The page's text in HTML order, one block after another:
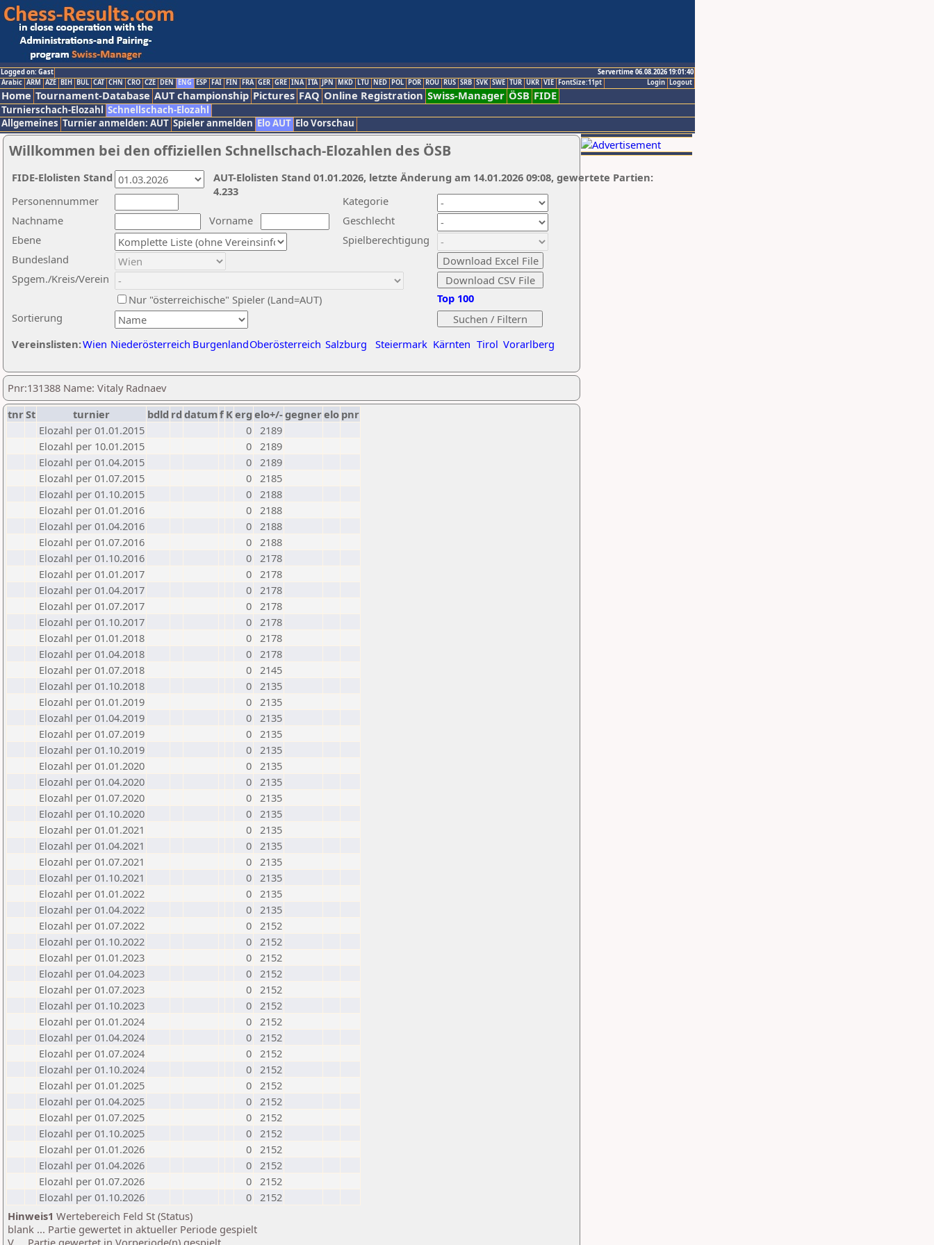
Logged on: Gast
Servertime 06.08.2026 19:01:40
Logout
Login
Arabic ARM AZE BIH BUL CAT CHN CRO CZE DEN ENG ESP FAI FIN FRA GER GRE INA ITA JPN MKD LTU NED POL POR ROU RUS SRB SVK SWE TUR UKR VIE FontSize:11pt
Home Tournament-Database AUT championship Pictures FAQ Online Registration Swiss-Manager ÖSB FIDE
Turnierschach-Elozahl Schnellschach-Elozahl
Allgemeines Turnier anmelden: AUT Spieler anmelden Elo AUT Elo Vorschau
Willkommen bei den offiziellen Schnellschach-Elozahlen des ÖSB
Nachname
Vorname
Ebene
Kategorie
Sortierung
Personennummer
Bundesland
Spgem./Kreis/Verein
Geschlecht
Nur "österreichische" Spieler (Land=AUT)
Spielberechtigung
Vereinslisten:Wien Niederösterreich BurgenlandOberösterreich Salzburg Steiermark Kärnten Tirol Vorarlberg
Top 100
AUT-Elolisten Stand 01.01.2026, letzte Änderung am 14.01.2026 09:08, gewertete Partien:
4.233
FIDE-Elolisten Stand
Pnr:131388 Name: Vitaly Radnaev
tnrSt turnier bdld rd datumf Kerg elo+/-gegnerelo pnr
Elozahl per 01.01.2015
0 2189
Elozahl per 10.01.2015
0 2189
Elozahl per 01.04.2015
0 2189
Elozahl per 01.07.2015
0 2185
Elozahl per 01.10.2015
0 2188
Elozahl per 01.01.2016
0 2188
Elozahl per 01.04.2016
0 2188
Elozahl per 01.07.2016
0 2188
Elozahl per 01.10.2016
0 2178
Elozahl per 01.01.2017
0 2178
Elozahl per 01.04.2017
0 2178
Elozahl per 01.07.2017
0 2178
Elozahl per 01.10.2017
0 2178
Elozahl per 01.01.2018
0 2178
Elozahl per 01.04.2018
0 2178
Elozahl per 01.07.2018
0 2145
Elozahl per 01.10.2018
0 2135
Elozahl per 01.01.2019
0 2135
Elozahl per 01.04.2019
0 2135
Elozahl per 01.07.2019
0 2135
Elozahl per 01.10.2019
0 2135
Elozahl per 01.01.2020
0 2135
Elozahl per 01.04.2020
0 2135
Elozahl per 01.07.2020
0 2135
Elozahl per 01.10.2020
0 2135
Elozahl per 01.01.2021
0 2135
Elozahl per 01.04.2021
0 2135
Elozahl per 01.07.2021
0 2135
Elozahl per 01.10.2021
0 2135
Elozahl per 01.01.2022
0 2135
Elozahl per 01.04.2022
0 2135
Elozahl per 01.07.2022
0 2152
Elozahl per 01.10.2022
0 2152
Elozahl per 01.01.2023
0 2152
Elozahl per 01.04.2023
0 2152
Elozahl per 01.07.2023
0 2152
Elozahl per 01.10.2023
0 2152
Elozahl per 01.01.2024
0 2152
Elozahl per 01.04.2024
0 2152
Elozahl per 01.07.2024
0 2152
Elozahl per 01.10.2024
0 2152
Elozahl per 01.01.2025
0 2152
Elozahl per 01.04.2025
0 2152
Elozahl per 01.07.2025
0 2152
Elozahl per 01.10.2025
0 2152
Elozahl per 01.01.2026
0 2152
Elozahl per 01.04.2026
0 2152
Elozahl per 01.07.2026
0 2152
Elozahl per 01.10.2026
0 2152
Hinweis1 Wertebereich Feld St (Status)
blank ... Partie gewertet in aktueller Periode gespielt
V ... Partie gewertet in Vorperiode(n) gespielt